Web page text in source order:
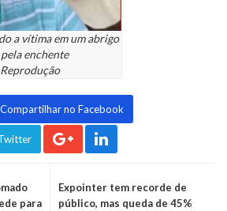
a vítima em um abrigo
enchente
Compartilhar no Facebook
para
Expointer tem recorde de
público, mas queda de 45%